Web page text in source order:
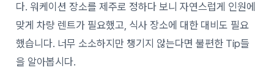
다. 워케이션 장소를 제주로 정하다 보니 자연스럽게 인원에
맞게 차량 렌트가 필요했고, 식사 장소에 대한 대비도 필요
했습니다. 너무 소소하지만 챙기지 않는다면 불편한 Tip들
을 알아봅시다.